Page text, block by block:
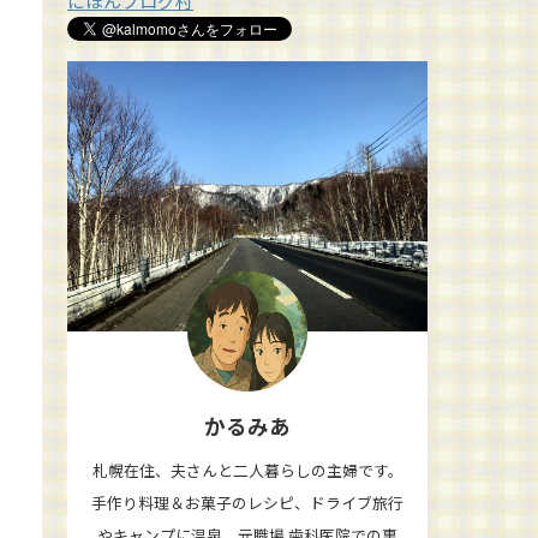
かるみあ
札幌在住、夫さんと二人暮らしの主婦です。
手作り料理＆お菓子のレシピ、ドライブ旅行